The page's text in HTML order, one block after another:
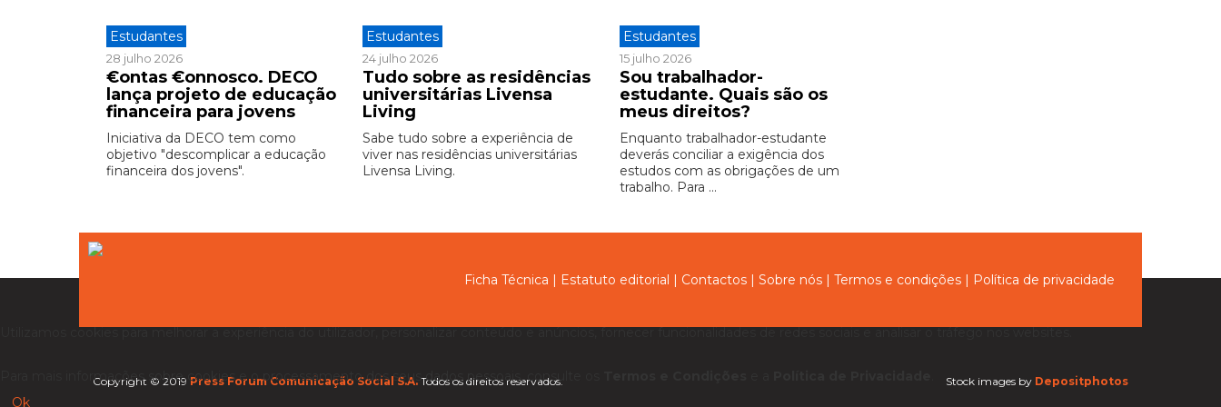
Estudantes
28 julho 2026
€ontas €onnosco. DECO
lança projeto de educação
financeira para jovens
Iniciativa da DECO tem como
objetivo "descomplicar a educação
financeira dos jovens".
Estudantes
24 julho 2026
Tudo sobre as residências
universitárias Livensa
Living
Sabe tudo sobre a experiência de
viver nas residências universitárias
Livensa Living.
Estudantes
15 julho 2026
Sou trabalhador-
estudante. Quais são os
meus direitos?
Enquanto trabalhador-estudante
deverás conciliar a exigência dos
estudos com as obrigações de um
trabalho. Para ...
Ficha Técnica | Estatuto editorial | Contactos | Sobre nós | Termos e condições | Política de privacidade
Copyright © 2019 Press Forum Comunicação Social S.A. Todos os direitos reservados. Stock images by Depositphotos
Utilizamos cookies para melhorar a experiência do utilizador, personalizar conteúdo e anúncios, fornecer funcionalidades de redes sociais e analisar o tráfego nos websites.
Para mais informações sobre cookies e o processamento dos seus dados pessoais, consulte os
Ok